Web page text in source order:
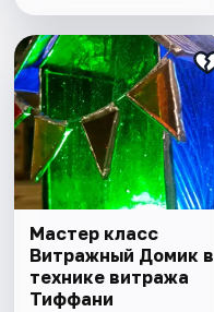
Мастер класс
Витражный Домик в
технике витража
Тиффани